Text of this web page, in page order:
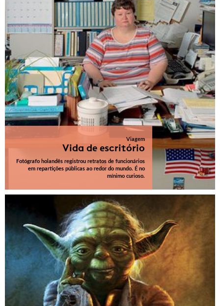
Viagem
Vida de escritório
Fotógrafo holandês registrou retratos de funcionários
em repartições públicas ao redor do mundo. É no
mínimo curioso.